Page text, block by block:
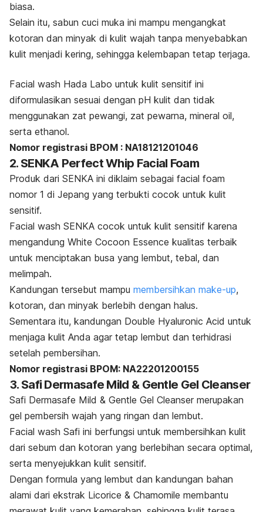
biasa.
Selain itu, sabun cuci muka ini mampu mengangkat
kotoran dan minyak di kulit wajah tanpa menyebabkan
kulit menjadi kering, sehingga kelembapan tetap terjaga.
Facial wash Hada Labo untuk kulit sensitif ini
diformulasikan sesuai dengan pH kulit dan tidak
menggunakan zat pewangi, zat pewarna, mineral oil,
serta ethanol.
Nomor registrasi BPOM : NA18121201046
2. SENKA Perfect Whip Facial Foam
Produk dari SENKA ini diklaim sebagai facial foam
nomor 1 di Jepang yang terbukti cocok untuk kulit
sensitif.
Facial wash SENKA cocok untuk kulit sensitif karena
mengandung White Cocoon Essence kualitas terbaik
untuk menciptakan busa yang lembut, tebal, dan
melimpah.
Kandungan tersebut mampu membersihkan make-up,
kotoran, dan minyak berlebih dengan halus.
Sementara itu, kandungan Double Hyaluronic Acid untuk
menjaga kulit Anda agar tetap lembut dan terhidrasi
setelah pembersihan.
Nomor registrasi BPOM: NA22201200155
3. Safi Dermasafe Mild & Gentle Gel Cleanser
Safi Dermasafe Mild & Gentle Gel Cleanser merupakan
gel pembersih wajah yang ringan dan lembut.
Facial wash Safi ini berfungsi untuk membersihkan kulit
dari sebum dan kotoran yang berlebihan secara optimal,
serta menyejukkan kulit sensitif.
Dengan formula yang lembut dan kandungan bahan
alami dari ekstrak Licorice & Chamomile membantu